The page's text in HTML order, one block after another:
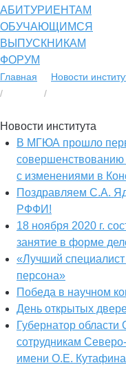
АБИТУРИЕНТАМ
ОБУЧАЮЩИМСЯ
ВЫПУСКНИКАМ
ФОРУМ
Главная Новости
Новости института
В МГЮА прошло
совершенствованию
с изменениями в
Поздравляем С.А.
РФФИ!
18 ноября 2020 г.
занятие в форме
«Лучший
персона»
Победа в научном
День открытых
Губернатор
сотрудникам
имени О.Е.